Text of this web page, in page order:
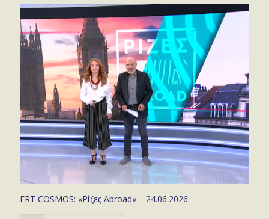
ERT COSMOS: «Ρίζες Abroad» – 24.06.2026